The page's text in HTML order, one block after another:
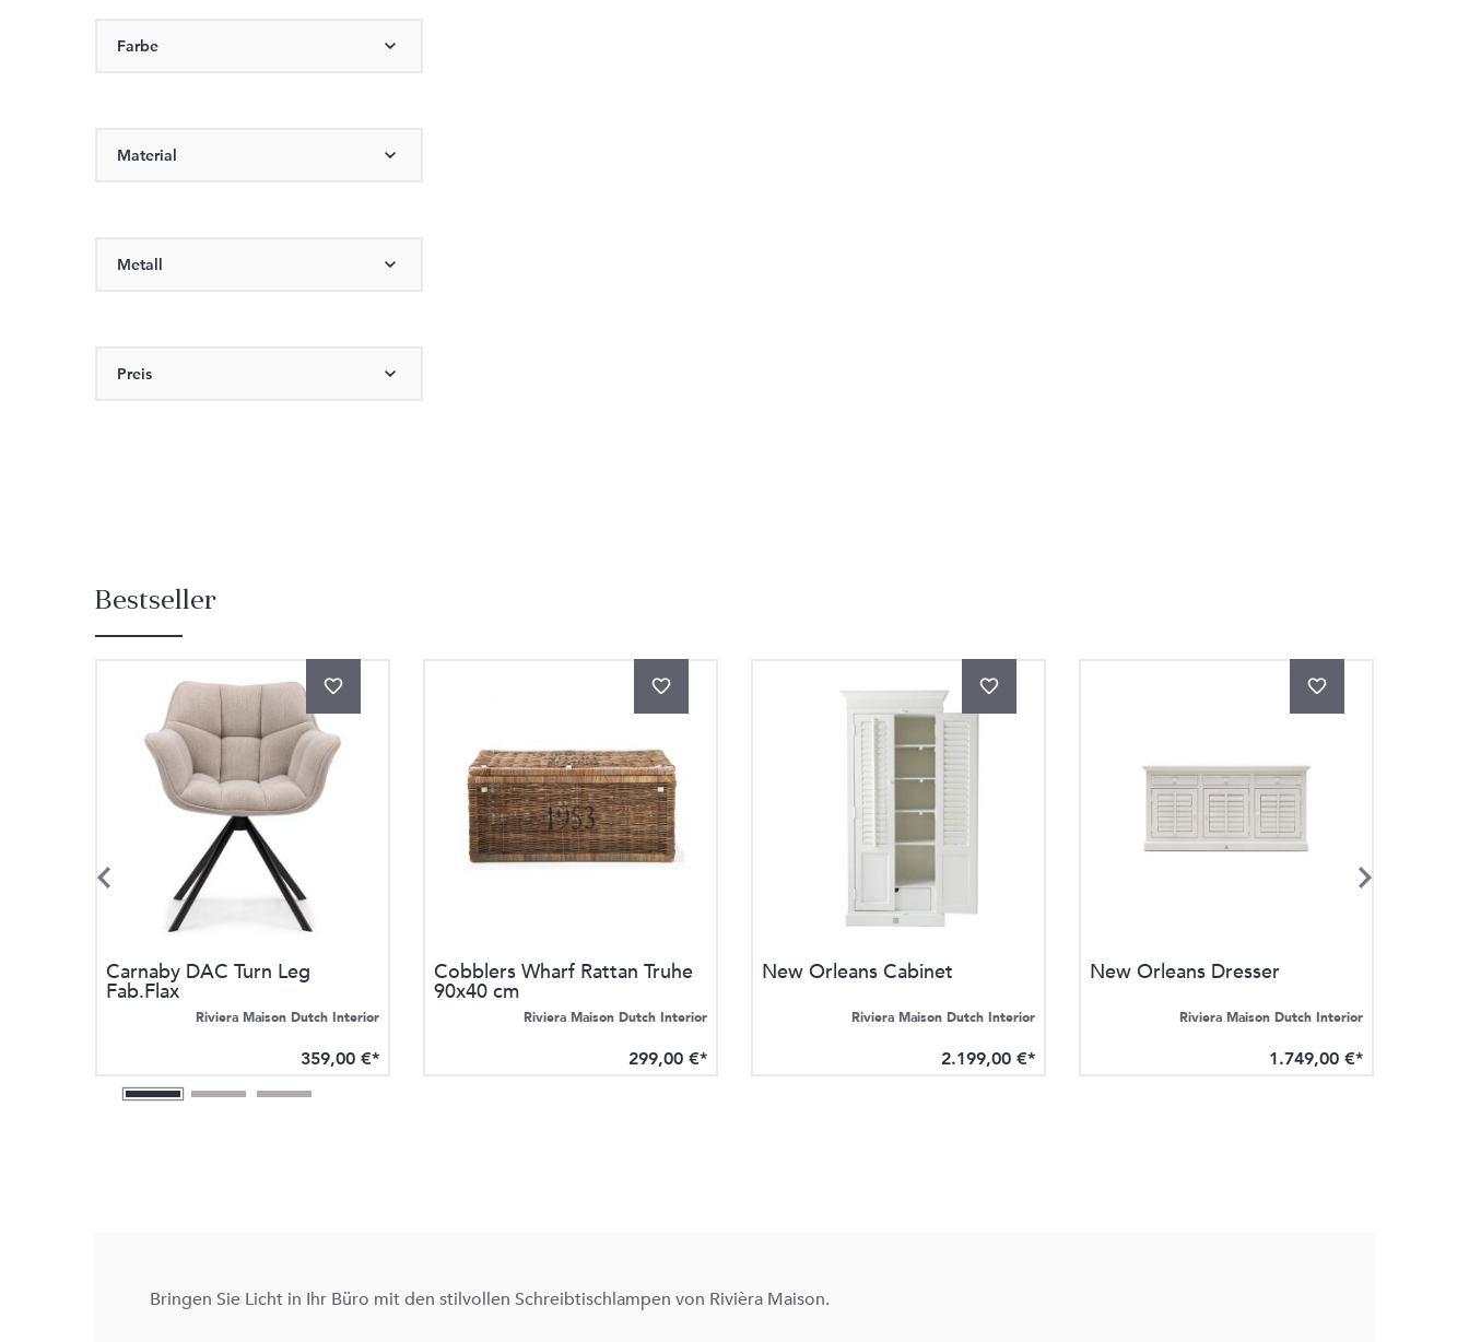
Farbe
Material
Metall
Preis
Produktgalerie überspringen
Bestseller
Carnaby DAC Turn Leg
Fab.Flax
Riviera Maison Dutch Interior
359,00 €*
Cobblers Wharf Rattan Truhe
90x40 cm
Riviera Maison Dutch Interior
299,00 €*
New Orleans Cabinet
Riviera Maison Dutch Interior
2.199,00 €*
New Orleans Dresser
Riviera Maison Dutch Interior
1.749,00 €*
Bringen Sie Licht in Ihr Büro mit den stilvollen Schreibtischlampen von Rivièra Maison.